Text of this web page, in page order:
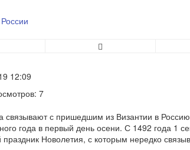
12:09
7
связывают с пришедшим из Византии в
года в первый день осени. С 1492 года 1
праздник Новолетия, с которым нередко